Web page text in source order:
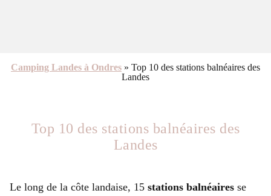
Camping Landes à Ondres » Top 10 des stations balnéaires des
Landes
Top 10 des stations balnéaires des
Landes
Le long de la côte landaise, 15 stations balnéaires se